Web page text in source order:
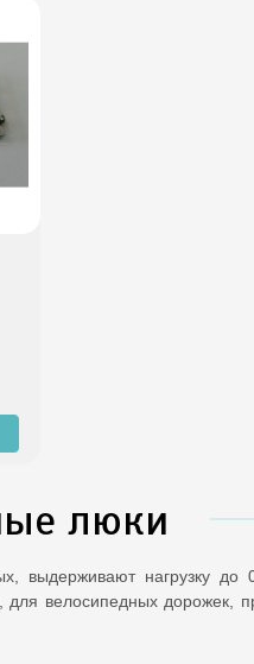
люки
выдерживают нагрузку
велосипедных дорожек,